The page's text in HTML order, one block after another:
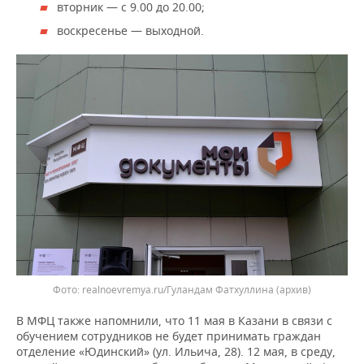
ВОДНЫЕ ВИДЫ СПОРТА
ХОККЕЙ С МЯЧОМ
ОБРАЗОВАНИЕ
ПРОИСШЕСТВИЯ
вторник — с 9.00 до 20.00;
воскресенье — выходной.
realnoevremya.ru/Гуландам Фатхуллина (архив)
В МФЦ также напомнили, что 11 мая в Казани в связи с
обучением сотрудников не будет принимать граждан
отделение «Юдинский» (ул. Ильича, 28). 12 мая, в среду,